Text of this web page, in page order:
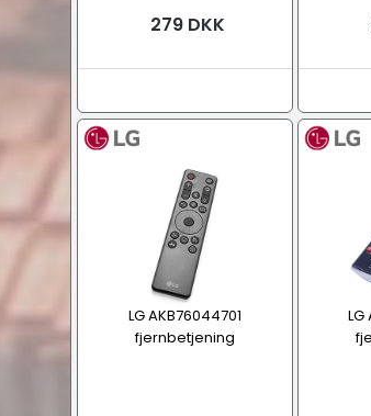
279 DKK
LG AKB76044701
fjernbetjening
LG